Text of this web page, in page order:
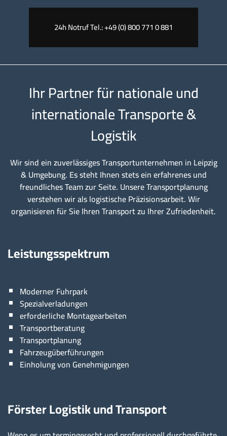
24h Notruf Tel.: +49 (0) 800 771 0 881
Ihr Partner für nationale und
internationale Transporte &
Logistik
Wir sind ein zuverlässiges Transportunternehmen in Leipzig
& Umgebung. Es steht Ihnen stets ein erfahrenes und
freundliches Team zur Seite. Unsere Transportplanung
verstehen wir als logistische Präzisionsarbeit. Wir
organisieren für Sie Ihren Transport zu Ihrer Zufriedenheit.
Leistungsspektrum
Moderner Fuhrpark
Spezialverladungen
erforderliche Montagearbeiten
Transportberatung
Transportplanung
Fahrzeugüberführungen
Einholung von Genehmigungen
Förster Logistik und Transport